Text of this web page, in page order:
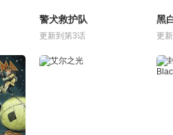
警犬救护队
更新到第3话
黑
更